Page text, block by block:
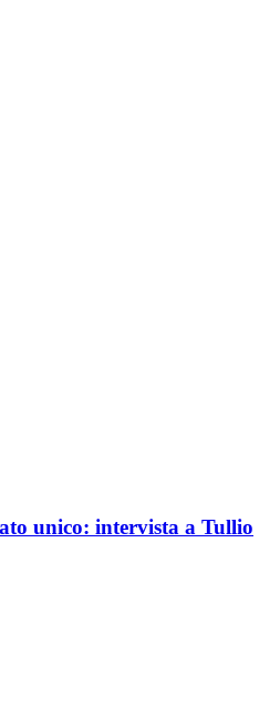
unico: intervista a Tullio